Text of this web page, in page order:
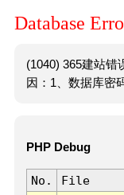
Database
(1040) 365建站错
因：1、数据库密
PHP Debug
No. File